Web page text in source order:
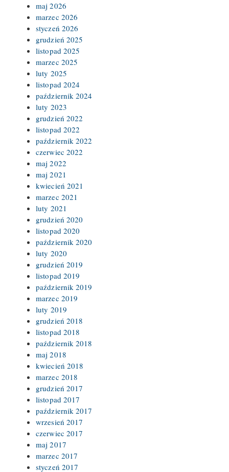
maj 2026
marzec 2026
styczeń 2026
grudzień 2025
listopad 2025
marzec 2025
luty 2025
listopad 2024
październik 2024
luty 2023
grudzień 2022
listopad 2022
październik 2022
czerwiec 2022
maj 2022
maj 2021
kwiecień 2021
marzec 2021
luty 2021
grudzień 2020
listopad 2020
październik 2020
luty 2020
grudzień 2019
listopad 2019
październik 2019
marzec 2019
luty 2019
grudzień 2018
listopad 2018
październik 2018
maj 2018
kwiecień 2018
marzec 2018
grudzień 2017
listopad 2017
październik 2017
wrzesień 2017
czerwiec 2017
maj 2017
marzec 2017
styczeń 2017